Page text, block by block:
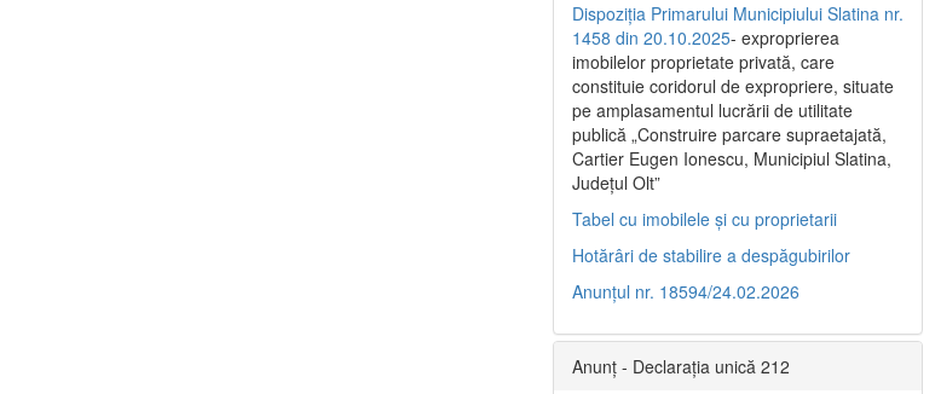
Dispoziția Primarului Municipiului Slatina nr.
1458 din 20.10.2025- exproprierea
imobilelor proprietate privată, care
constituie coridorul de expropriere, situate
pe amplasamentul lucrării de utilitate
publică „Construire parcare supraetajată,
Cartier Eugen Ionescu, Municipiul Slatina,
Județul Olt”
Tabel cu imobilele și cu proprietarii
Hotărâri de stabilire a despăgubirilor
Anunțul nr. 18594/24.02.2026
Anunț - Declarația unică 212